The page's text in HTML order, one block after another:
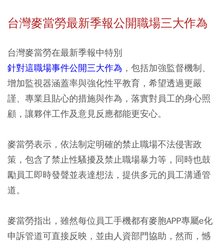
台灣麥當勞最新季報公開職場三大作為
台灣麥當勞在最新季報中特別
針對這職場事件公開三大作為 ，包括加強監督機制、
增加監視器涵蓋率與強化性平教育，希望透過更嚴
謹、專業且貼心的措施與作為，落實對員工的身心照
顧，讓夥伴工作及意見反應都能更安心。
麥當勞表示，依法制定明確的禁止職場不法侵害政
策，包含了禁止性騷擾及禁止職場暴力等，同時也鼓
勵員工即時發聲並表達想法，提供多元的員工溝通管
道。
麥當勞指出，雖然每位員工手機都有麥胞APP專屬e化
申訴管道可直接反映，並由人資部門協助，然而，憾